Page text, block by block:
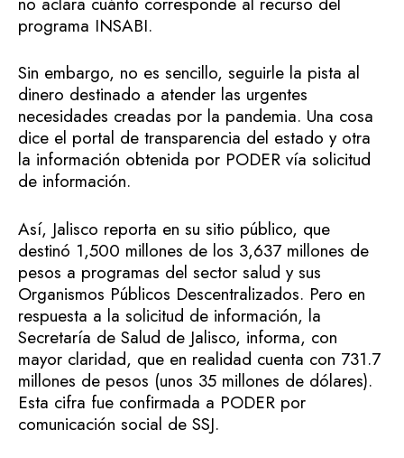
programa INSABI.
Sin embargo, no es sencillo, seguirle la pista al
dinero destinado a atender las urgentes
necesidades creadas por la pandemia. Una cosa
dice el portal de transparencia del estado y otra
la información obtenida por PODER vía solicitud
de información.
Así, Jalisco reporta en su sitio público, que
destinó 1,500 millones de los 3,637 millones de
pesos a programas del sector salud y sus
Organismos Públicos Descentralizados. Pero en
respuesta a la solicitud de información, la
Secretaría de Salud de Jalisco, informa, con
mayor claridad, que en realidad cuenta con 731.7
millones de pesos (unos 35 millones de dólares).
Esta cifra fue confirmada a PODER por
comunicación social de SSJ.